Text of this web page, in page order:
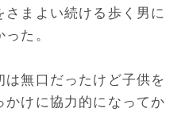
まよい続ける歩く男に
た。
無口だったけど子供を
けに協力的になってか